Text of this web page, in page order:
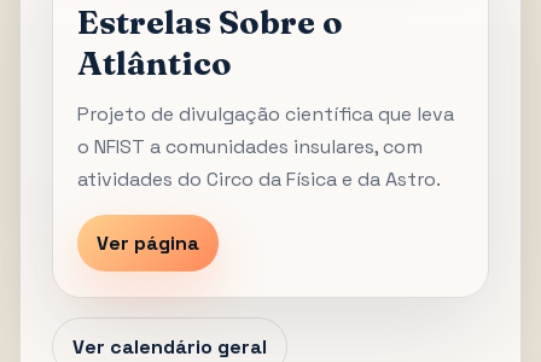
Estrelas Sobre o
Atlântico
Projeto de divulgação científica que leva
o NFIST a comunidades insulares, com
atividades do Circo da Física e da Astro.
Ver página
Ver calendário geral